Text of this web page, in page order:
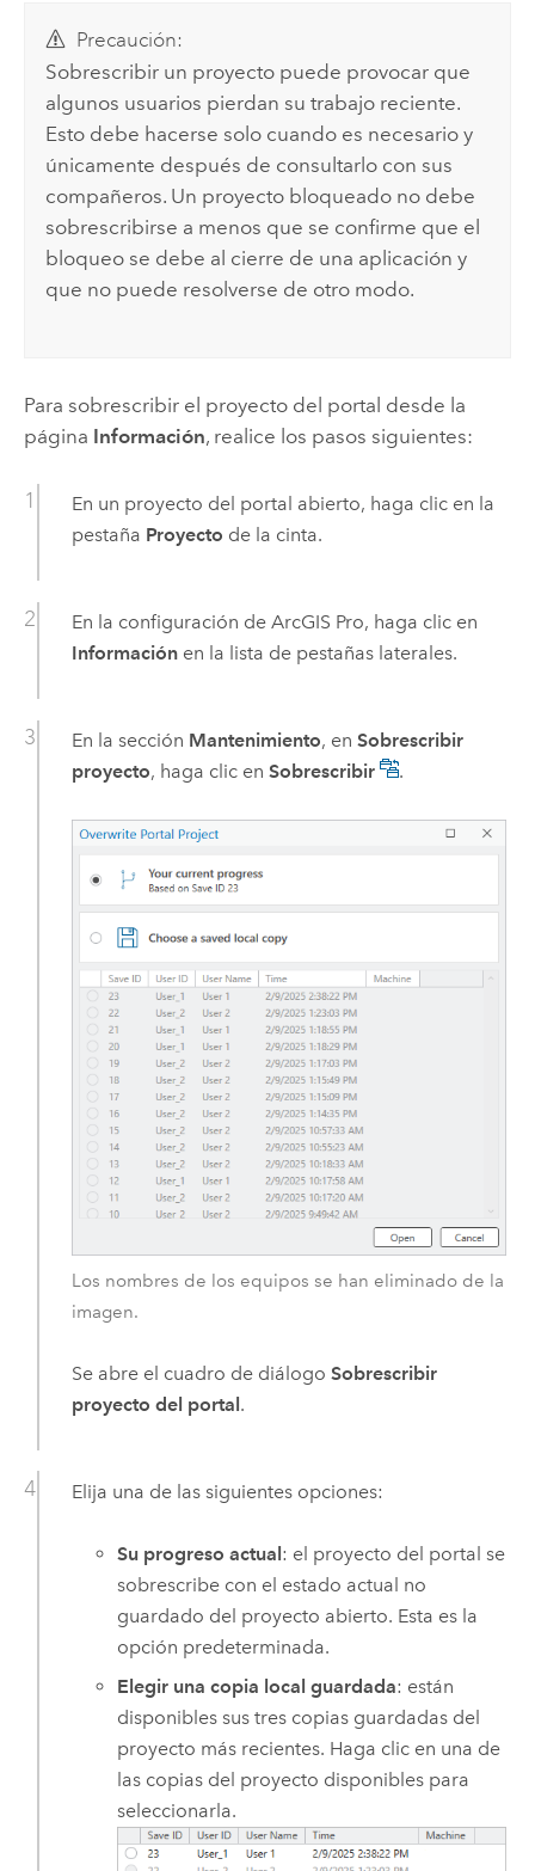
Precaución:
Sobrescribir un proyecto puede provocar que
algunos usuarios pierdan su trabajo reciente.
Esto debe hacerse solo cuando es necesario y
únicamente después de consultarlo con sus
compañeros. Un proyecto bloqueado no debe
sobrescribirse a menos que se confirme que el
bloqueo se debe al cierre de una aplicación y
que no puede resolverse de otro modo.
Para sobrescribir el proyecto del portal desde la
página Información, realice los pasos siguientes:
En un proyecto del portal abierto, haga clic en la
pestaña Proyecto de la cinta.
En la configuración de ArcGIS Pro, haga clic en
Informaciónen la lista de pestañas laterales.
En la sección Mantenimiento, en Sobrescribir
proyecto, haga clic en Sobrescribir .
Los nombres de los equipos se han eliminado de la
imagen.
Se abre el cuadro de diálogo Sobrescribir
proyecto del portal.
Elija una de las siguientes opciones:
Su progreso actual : el proyecto del portal se
sobrescribe con el estado actual no
guardado del proyecto abierto. Esta es la
opción predeterminada.
Elegir una copia local guardada: están
disponibles sus tres copias guardadas del
proyecto más recientes. Haga clic en una de
las copias del proyecto disponibles para
seleccionarla.